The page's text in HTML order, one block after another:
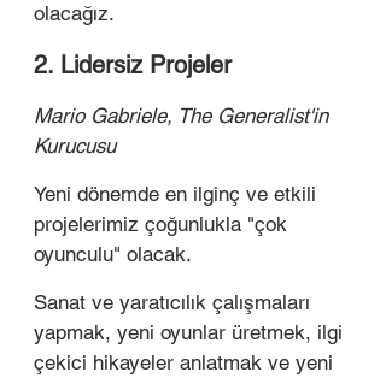
olacağız.
2. Lidersiz Projeler
Mario Gabriele, The Generalist'in
Kurucusu
Yeni dönemde en ilginç ve etkili
projelerimiz çoğunlukla "çok
oyunculu" olacak.
Sanat ve yaratıcılık çalışmaları
yapmak, yeni oyunlar üretmek, ilgi
çekici hikayeler anlatmak ve yeni